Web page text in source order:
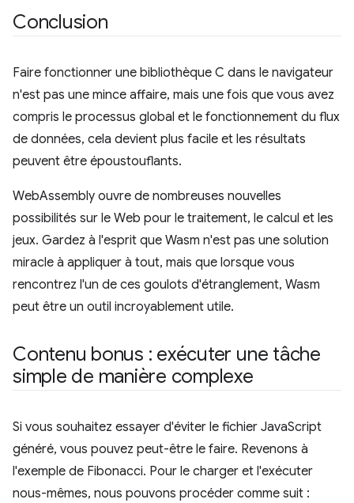
Conclusion
Faire fonctionner une bibliothèque C dans le navigateur
n'est pas une mince affaire, mais une fois que vous avez
compris le processus global et le fonctionnement du flux
de données, cela devient plus facile et les résultats
peuvent être époustouflants.
WebAssembly ouvre de nombreuses nouvelles
possibilités sur le Web pour le traitement, le calcul et les
jeux. Gardez à l'esprit que Wasm n'est pas une solution
miracle à appliquer à tout, mais que lorsque vous
rencontrez l'un de ces goulots d'étranglement, Wasm
peut être un outil incroyablement utile.
Contenu bonus : exécuter une tâche
simple de manière complexe
Si vous souhaitez essayer d'éviter le fichier JavaScript
généré, vous pouvez peut-être le faire. Revenons à
l'exemple de Fibonacci. Pour le charger et l'exécuter
nous-mêmes, nous pouvons procéder comme suit :